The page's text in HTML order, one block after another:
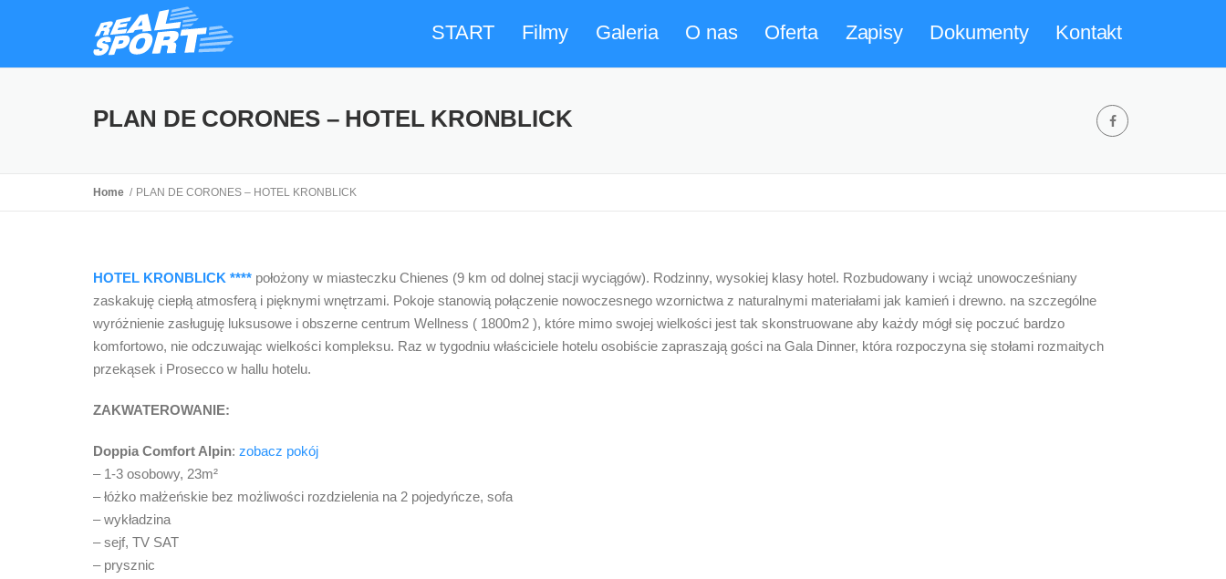
START Filmy Galeria O nas Oferta Zapisy Dokumenty Kontakt
PLAN DE CORONES – HOTEL KRONBLICK
Home PLAN DE CORONES – HOTEL KRONBLICK
HOTEL KRONBLICK **** położony w miasteczku Chienes (9 km od dolnej stacji wyciągów). Rodzinny, wysokiej klasy hotel. Rozbudowany i wciąż unowocześniany
zaskakuję ciepłą atmosferą i pięknymi wnętrzami. Pokoje stanowią połączenie nowoczesnego wzornictwa z naturalnymi materiałami jak kamień i drewno. na szczególne
wyróżnienie zasługuję luksusowe i obszerne centrum Wellness ( 1800m2 ), które mimo swojej wielkości jest tak skonstruowane aby każdy mógł się poczuć bardzo
komfortowo, nie odczuwając wielkości kompleksu. Raz w tygodniu właściciele hotelu osobiście zapraszają gości na Gala Dinner, która rozpoczyna się stołami rozmaitych
przekąsek i Prosecco w hallu hotelu.
ZAKWATEROWANIE:
Doppia Comfort Alpin: zobacz pokój
– 1-3 osobowy, 23m²
– łóżko małżeńskie bez możliwości rozdzielenia na 2 pojedyńcze, sofa
– wykładzina
– sejf, TV SAT
– prysznic